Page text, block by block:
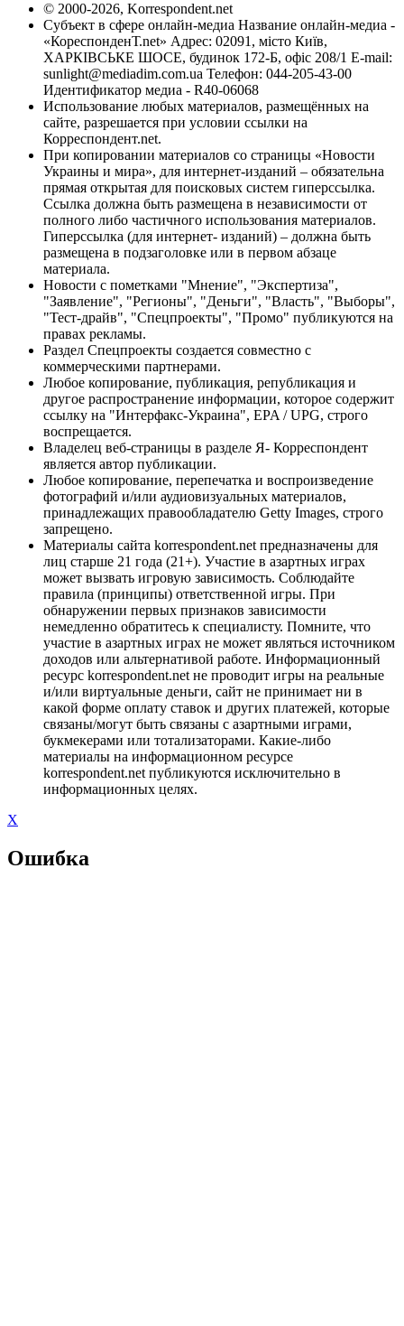
© 2000-2026, Korrespondent.net
Субъект в сфере онлайн-медиа Название онлайн-медиа -
«КореспонденТ.net» Адрес: 02091, місто Київ,
ХАРКІВСЬКЕ ШОСЕ, будинок 172-Б, офіс 208/1 E-mail:
sunlight@mediadim.com.ua Телефон: 044-205-43-00
Идентификатор медиа - R40-06068
Использование любых материалов, размещённых на
сайте, разрешается при условии ссылки на
Корреспондент.net.
При копировании материалов со страницы «Новости
Украины и мира», для интернет-изданий – обязательна
прямая открытая для поисковых систем гиперссылка.
Ссылка должна быть размещена в независимости от
полного либо частичного использования материалов.
Гиперссылка (для интернет- изданий) – должна быть
размещена в подзаголовке или в первом абзаце
материала.
Новости с пометками "Мнение", "Экспертиза",
"Заявление", "Регионы", "Деньги", "Власть", "Выборы",
"Тест-драйв", "Спецпроекты", "Промо" публикуются на
правах рекламы.
Раздел Спецпроекты создается совместно с
коммерческими партнерами.
Любое копирование, публикация, републикация и
другое распространение информации, которое содержит
ссылку на "Интерфакс-Украина", EPA / UPG, строго
воспрещается.
Владелец веб-страницы в разделе Я- Корреспондент
является автор публикации.
Любое копирование, перепечатка и воспроизведение
фотографий и/или аудиовизуальных материалов,
принадлежащих правообладателю Getty Images, строго
запрещено.
Материалы сайта korrespondent.net предназначены для
лиц старше 21 года (21+). Участие в азартных играх
может вызвать игровую зависимость. Соблюдайте
правила (принципы) ответственной игры. При
обнаружении первых признаков зависимости
немедленно обратитесь к специалисту. Помните, что
участие в азартных играх не может являться источником
доходов или альтернативой работе. Информационный
ресурс korrespondent.net не проводит игры на реальные
и/или виртуальные деньги, сайт не принимает ни в
какой форме оплату ставок и других платежей, которые
связаны/могут быть связаны с азартными играми,
букмекерами или тотализаторами. Какие-либо
материалы на информационном ресурсе
korrespondent.net публикуются исключительно в
информационных целях.
X
Ошибка